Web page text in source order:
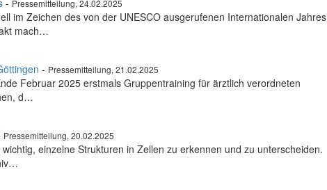
- Pressemitteilung, 24.02.2025
im Zeichen des von der UNESCO ausgerufenen Internationalen Jahres
mach…
- Pressemitteilung, 21.02.2025
Februar 2025 erstmals Gruppentraining für ärztlich verordneten
d…
Pressemitteilung, 20.02.2025
einzelne Strukturen in Zellen zu erkennen und zu unterscheiden.